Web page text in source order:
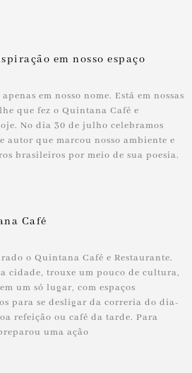
em nosso espaço
em nosso nome. Está em nossas
que fez o Quintana Café e
No dia 30 de julho celebramos
autor que marcou nosso ambiente e
brasileiros por meio de sua poesia.
Café
o Quintana Café e Restaurante.
cidade, trouxe um pouco de cultura,
um só lugar, com espaços
para se desligar da correria do dia-
refeição ou café da tarde. Para
uma ação